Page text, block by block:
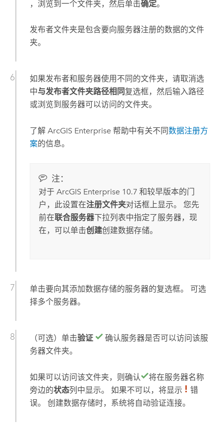
，浏览到一个文件夹，然后单击确定。
发布者文件夹是包含要向服务器注册的数据的文件
夹。
如果发布者和服务器使用不同的文件夹，请取消选
中与发布者文件夹路径相同 复选框，然后输入路径
或浏览到服务器可以访问的文件夹。
了解 ArcGIS Enterprise帮助中有关不同数据注册方
案的信息。
注：
对于 ArcGIS Enterprise 10.7 和较早版本的门
户，此设置在注册文件夹对话框上显示。 您先
前在联合服务器下拉列表中指定了服务器，现
在，可以单击创建创建数据存储。
单击要向其添加数据存储的服务器的复选框。 可选
择多个服务器。
（可选）单击验证
确认服务器是否可以访问该服
务器文件夹。
如果可以访问该文件夹，则确认
将在服务器名称
旁边的状态列中显示。 如果不可以，将显示
错
误。 创建数据存储时，系统将自动验证连接。